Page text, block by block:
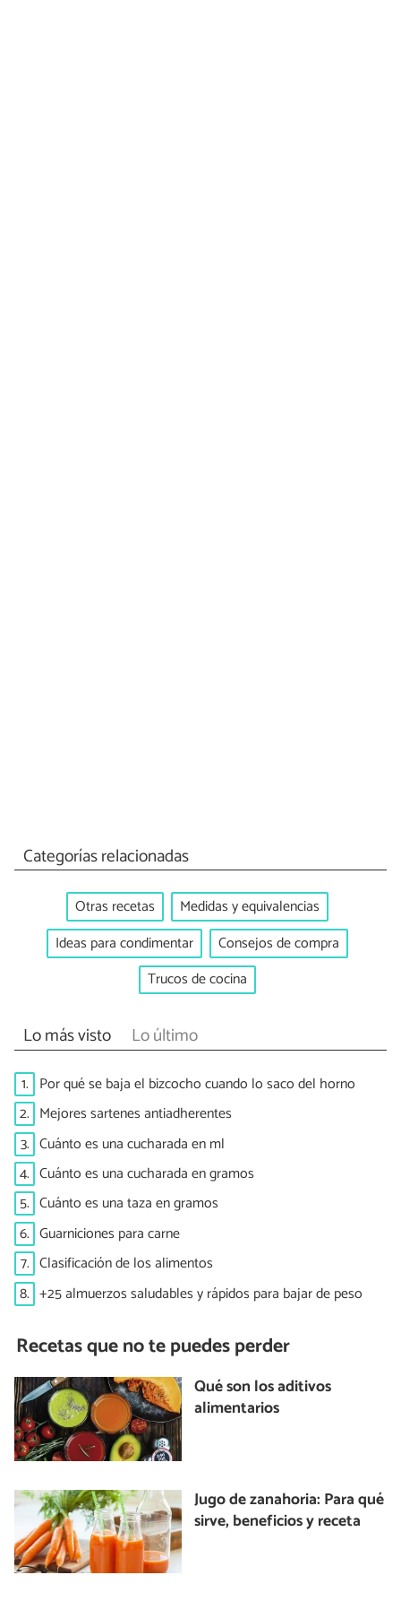
Categorías relacionadas
Otras recetas
Medidas y equivalencias
Ideas para condimentar
Consejos de compra
Trucos de cocina
Lo más visto Lo último
1. Por qué se baja el bizcocho cuando lo saco del horno
2. Mejores sartenes antiadherentes
3. Cuánto es una cucharada en ml
4. Cuánto es una cucharada en gramos
5. Cuánto es una taza en gramos
6. Guarniciones para carne
7. Clasificación de los alimentos
8. +25 almuerzos saludables y rápidos para bajar de peso
Recetas que no te puedes perder
Qué son los aditivos
alimentarios
Jugo de zanahoria: Para qué
sirve, beneficios y receta